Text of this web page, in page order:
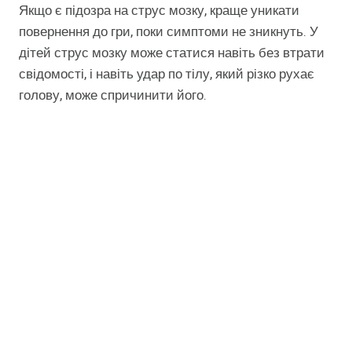
Якщо є підозра на струс мозку, краще уникати
повернення до гри, поки симптоми не зникнуть. У
дітей струс мозку може статися навіть без втрати
свідомості, і навіть удар по тілу, який різко рухає
голову, може спричинити його.